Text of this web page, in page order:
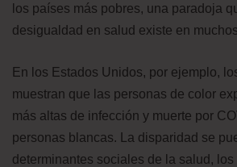
los países más pobres, una paradoja
desigualdad en salud existe en
En los Estados Unidos, por ejemplo,
muestran que las personas de color
más altas de infección y muerte por
personas blancas. La disparidad se
determinantes sociales de la salud, los